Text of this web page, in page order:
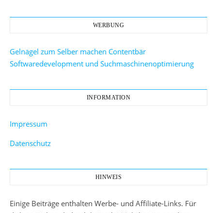
WERBUNG
Gelnägel zum Selber machen Contentbär
Softwaredevelopment und Suchmaschinenoptimierung
INFORMATION
Impressum
Datenschutz
HINWEIS
Einige Beiträge enthalten Werbe- und Affiliate-Links. Für